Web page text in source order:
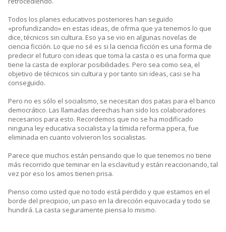
Todos los planes educativos posteriores han seguido
«profundizando» en estas ideas, de ofrma que ya tenemos lo que
dice, técnicos sin cultura. Eso ya se vio en algunas novelas de
ciencia ficción. Lo que no sé es si la ciencia ficción es una forma de
predecir el futuro con ideas que toma la casta o es una forma que
tiene la casta de explorar posibilidades. Pero sea como sea, el
objetivo de técnicos sin cultura y por tanto sin ideas, casi se ha
conseguido.
Pero no es sólo el socialismo, se necesitan dos patas para el banco
democrático. Las llamadas derechas han sido los colaboradores
necesarios para esto. Recordemos que no se ha modificado
ninguna ley educativa socialista y la tímida reforma ppera, fue
eliminada en cuanto volvieron los socialistas.
Parece que muchos están pensando que lo que tenemos no tiene
más recorrido que teminar en la esclavitud y están reaccionando, tal
vez por eso los amos tienen prisa.
Pienso como usted que no todo está perdido y que estamos en el
borde del precipicio, un paso en la dirección equivocada y todo se
hundirá. La casta seguramente piensa lo mismo.